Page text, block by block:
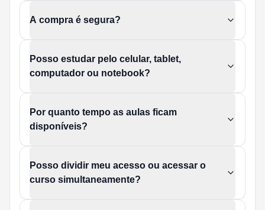
A compra é segura?
Posso estudar pelo celular, tablet,
computador ou notebook?
Por quanto tempo as aulas ficam
disponíveis?
Posso dividir meu acesso ou acessar o
curso simultaneamente?